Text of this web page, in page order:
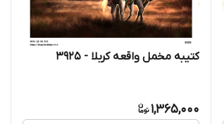
کتیبه مخمل واقعه کربلا - 3925
1,365,000